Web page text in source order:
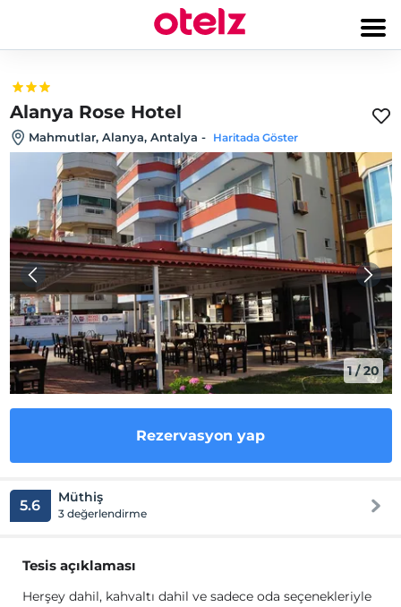
Alanya Rose Hotel
Mahmutlar, Alanya, Antalya - Haritada Göster
1/20
Rezervasyon yap
5.6 Müthiş
3 değerlendirme
Tesis açıklaması
Herşey dahil, kahvaltı dahil ve sadece oda seçenekleriyle